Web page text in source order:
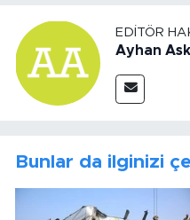
EDITÖR
Ayhan
Bunlar da ilginizi